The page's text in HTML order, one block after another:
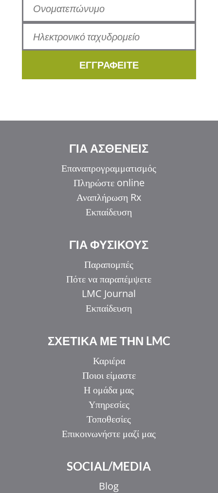
ΕΓΓΡΑΦΕΙΤΕ
ΓΙΑ ΑΣΘΕΝΕΙΣ
Επαναπρογραμματισμός
Πληρώστε online
Αναπλήρωση Rx
Εκπαίδευση
ΓΙΑ ΦΥΣΙΚΟΥΣ
Παραπομπές
Πότε να παραπέμψετε
LMC Journal
Εκπαίδευση
ΣΧΕΤΙΚΑ ΜΕ ΤΗΝ LMC
Καριέρα
Ποιοι είμαστε
Η ομάδα μας
Υπηρεσίες
Τοποθεσίες
Επικοινωνήστε μαζί μας
SOCIAL/MEDIA
Blog